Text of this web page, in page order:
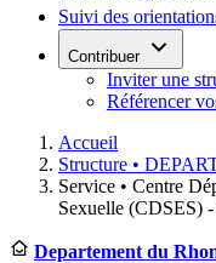
Suivi des
Contribuer
Inviter une
Référencer
Accueil
Structure •
Service • Centre
Sexuelle (CDSES)
Departement du